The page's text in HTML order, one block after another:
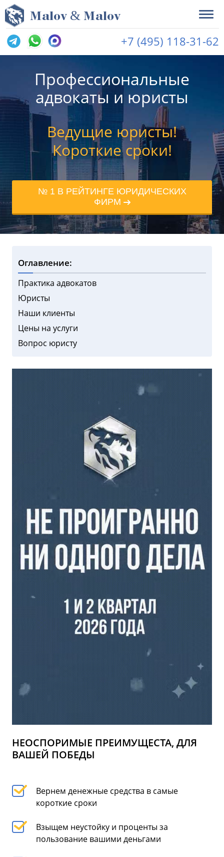
Malov & Malov
+7 (495) 118-31-62
Профессиональные
адвокаты и юристы
Ведущие юристы!
Короткие сроки!
№ 1 В РЕЙТИНГЕ ЮРИДИЧЕСКИХ
ФИРМ
Оглавление:
Практика адвокатов
Юристы
Наши клиенты
Цены на услуги
Вопрос юристу
НЕОСПОРИМЫЕ ПРЕИМУЩЕСТА, ДЛЯ
ВАШЕЙ ПОБЕДЫ
Вернем денежные средства в самые
короткие сроки
Взыщем неустойку и проценты за
пользование вашими деньгами